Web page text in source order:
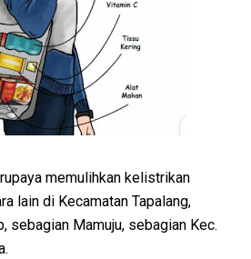
memulihkan kelistrikan
lain di Kecamatan Tapalang,
sebagian Mamuju, sebagian Kec.